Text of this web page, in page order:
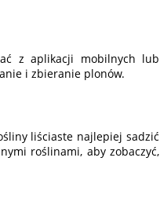
z aplikacji mobilnych lub
i zbieranie plonów.
liściaste najlepiej sadzić
roślinami, aby zobaczyć,